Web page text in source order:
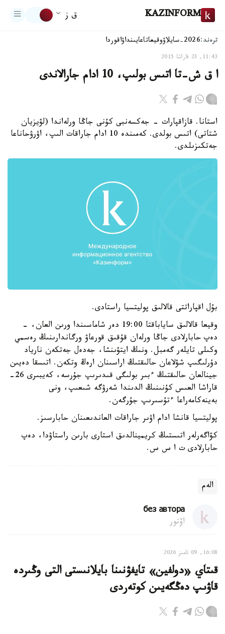
KAZINFORM ق ز
ترەند:2026-سايلاۋ وقيعاتاعايىنداۋاقوردا
11:43, 23 قاراشا 2015
ا ق ش-تا اتىس بولىپ، 10 ادام جارالاندى
استانا. قازاقپارات - جەكسەنبى كۇنى جاڭا ورلەاندا (لۋيزيان
شتاتى) اتىس بولدى. كەمىندە 10 ادام جاراقات الىپ، اۋرۋحاناعا
جەتكىزىلدى.
بۇل اقپاراتتى قالالىق پوليتسيا راستادى.
وقيعا قالالىق ساياباقتا 19:00 دەر شاماسىندا ورىن العان، -
دەپ حابارلادى جاڭا ورلەان قۇقىق قورعاۋ ورگاندارىنىڭ رەسمي
وكىلى تايلەر گەمبل. ونىڭ ايتۋىنشا، جەدەل جەتكەن نارياد
دۇرلىگىپ شۋلاعان حالىقتىڭ اراسىنان ارەڭ وتكەن. اتىسقا دەيىن
جينالعان حالىقتىڭ ءبىر بولىگى قىدىرىپ جۇرسە، كەيبىرى 26-
قاراشا العىس كۇنىنىڭ الدىندا شەرۋگە شىعىپ، ونى
بەينەكامەراعا ءتۇسىرىپ جۇرگەن.
پوليتسيا قانشا ادام اۋىر جاراقات العاندىعىنان حابارسىز.
كۋاگەرلەر اتىستىڭ كريمينالدىق استارى بارىن راستاۋدا، دەپ
حابارلادى ت ا س س.
الەم
без автора
اۆتور
16:08, 09 تامىز 2026
قىتاي «دولفين» تايفۋنىنا بايلانىستى التى وڭىردە
قاۋىپ دەڭگەيىن كوتەردى